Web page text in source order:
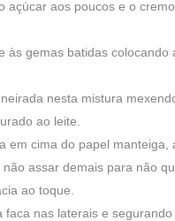
açúcar aos poucos e o
às gemas batidas colocando
nesta mistura
ao leite.
em cima do papel manteiga,
assar demais para não
ao toque.
faca nas laterais e